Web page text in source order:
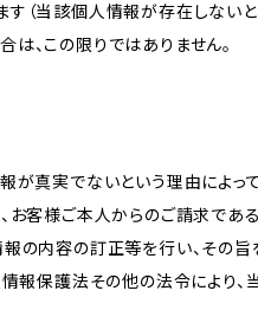
（当該個人情報が存在しない
、この限りではありません。
が真実でないという理由によ
、お客様ご本人からのご請求で
報の内容の訂正等を行い、その
情報保護法その他の法令により